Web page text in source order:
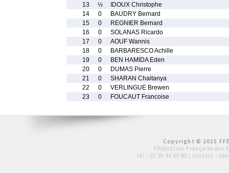
13
½
IDOUX Christophe
14
0
BAUDRY Bernard
15
0
REGNIER Bernard
16
0
SOLANAS Ricardo
17
0
AOUF Wannis
18
0
BARBARESCO Achille
19
0
BEN HAMIDA Eden
20
0
DUMAS Pierre
21
0
SHARAN Chaitanya
22
0
VERLINGUE Brewen
23
0 FOUCAUT Francoise
Copyright © 2015
Fédération Française des
tél : 01 39 44 65 80 | contact :